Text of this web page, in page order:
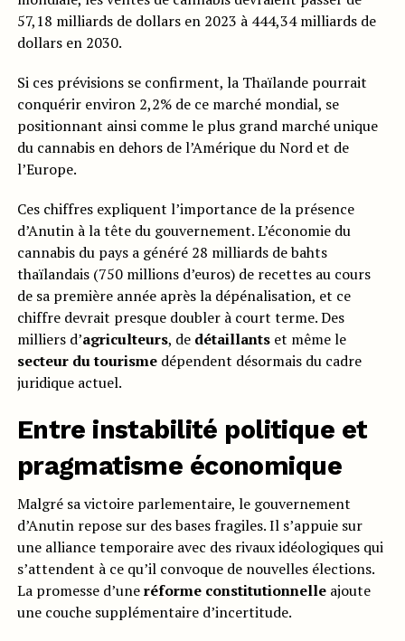
57,18 milliards de dollars en 2023 à 444,34 milliards de
dollars en 2030.
Si ces prévisions se confirment, la Thaïlande pourrait
conquérir environ 2,2% de ce marché mondial, se
positionnant ainsi comme le plus grand marché unique
du cannabis en dehors de l’Amérique du Nord et de
l’Europe.
Ces chiffres expliquent l’importance de la présence
d’Anutin à la tête du gouvernement. L’économie du
cannabis du pays a généré 28 milliards de bahts
thaïlandais (750 millions d’euros) de recettes au cours
de sa première année après la dépénalisation, et ce
chiffre devrait presque doubler à court terme. Des
milliers d’agriculteurs, de détaillantset même le
secteur du tourismedépendent désormais du cadre
juridique actuel.
Entre instabilité politique et
pragmatisme économique
Malgré sa victoire parlementaire, le gouvernement
d’Anutin repose sur des bases fragiles. Il s’appuie sur
une alliance temporaire avec des rivaux idéologiques qui
s’attendent à ce qu’il convoque de nouvelles élections.
La promesse d’uneréforme constitutionnelleajoute
une couche supplémentaire d’incertitude.